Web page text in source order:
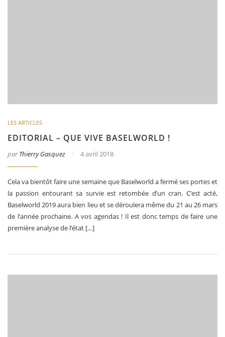
LES ARTICLES
EDITORIAL – QUE VIVE BASELWORLD !
parThierry Gasquez 4 avril 2018
Cela va bientôt faire une semaine que Baselworld a fermé ses portes et
la passion entourant sa survie est retombée d’un cran. C’est acté,
Baselworld 2019 aura bien lieu et se déroulera même du 21 au 26 mars
de l’année prochaine. A vos agendas ! Il est donc temps de faire une
première analyse de l’état […]